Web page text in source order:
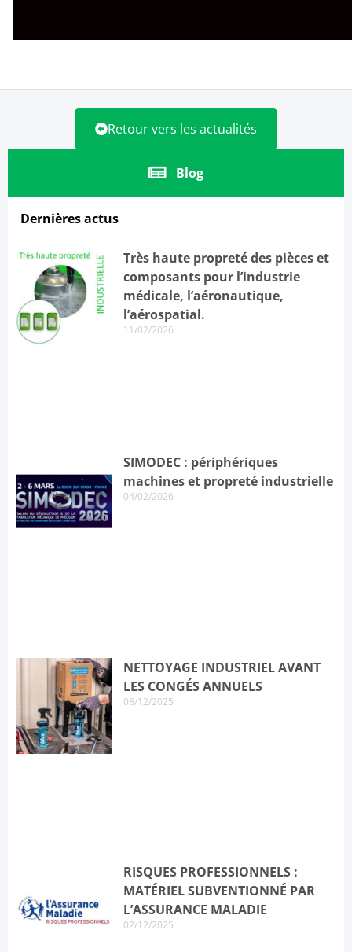
Retour vers les actualités
Blog
Dernières actus
Très haute propreté des pièces et
composants pour l’industrie
médicale, l’aéronautique,
l’aérospatial.
11/02/2026
SIMODEC : périphériques
machines et propreté industrielle
04/02/2026
NETTOYAGE INDUSTRIEL AVANT
LES CONGÉS ANNUELS
08/12/2025
RISQUES PROFESSIONNELS :
MATÉRIEL SUBVENTIONNÉ PAR
L’ASSURANCE MALADIE
02/12/2025